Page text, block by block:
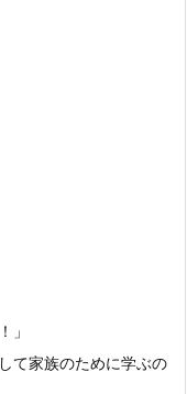
」
て家族のために学ぶの